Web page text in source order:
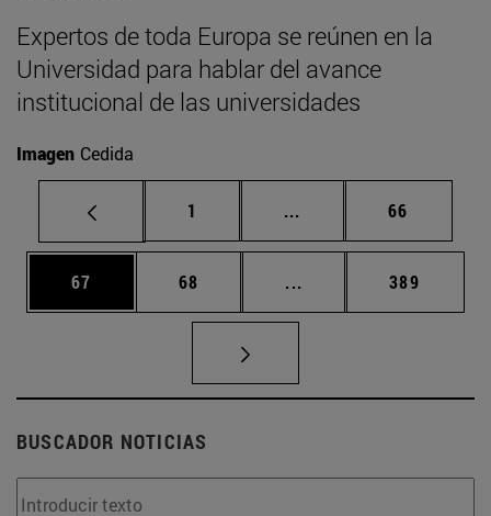
Expertos de toda Europa se reúnen en la
Universidad para hablar del avance
institucional de las universidades
Imagen Cedida
Página
1 ... Páginas intermedias
Página
66
Página
67 Página
68 ... Páginas intermedias
Página
389
BUSCADOR NOTICIAS